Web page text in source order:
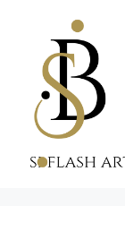
content